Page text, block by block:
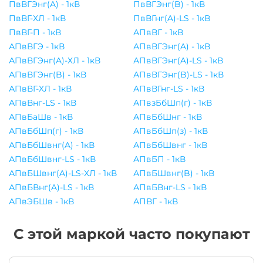
ПвВГЭнг(A) - 1кВ
ПвВГЭнг(B) - 1кВ
ПвВГ-ХЛ - 1кВ
ПвВГнг(A)-LS - 1кВ
ПвВГ-П - 1кВ
АПвВГ - 1кВ
АПвВГЭ - 1кВ
АПвВГЭнг(A) - 1кВ
АПвВГЭнг(A)-ХЛ - 1кВ
АПвВГЭнг(A)-LS - 1кВ
АПвВГЭнг(B) - 1кВ
АПвВГЭнг(B)-LS - 1кВ
АПвВГ-ХЛ - 1кВ
АПвВГнг-LS - 1кВ
АПвВнг-LS - 1кВ
АПвзБбШп(г) - 1кВ
АПвБаШв - 1кВ
АПвБбШнг - 1кВ
АПвБбШп(г) - 1кВ
АПвБбШп(з) - 1кВ
АПвБбШвнг(A) - 1кВ
АПвБбШвнг - 1кВ
АПвБбШвнг-LS - 1кВ
АПвБП - 1кВ
АПвБШвнг(A)-LS-ХЛ - 1кВ
АПвБШвнг(B) - 1кВ
АПвБВнг(A)-LS - 1кВ
АПвБВнг-LS - 1кВ
АПвЭБШв - 1кВ
АПВГ - 1кВ
С этой маркой часто покупают